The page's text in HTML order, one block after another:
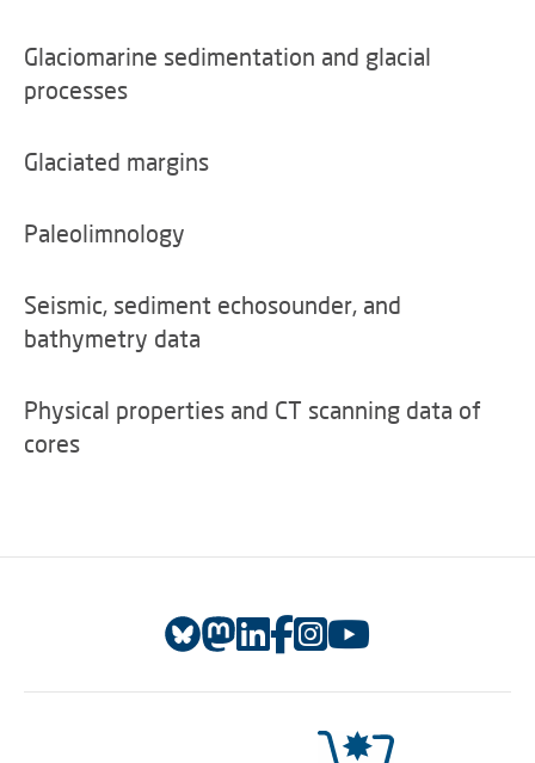
Glaciomarine sedimentation and glacial
processes
Glaciated margins
Paleolimnology
Seismic, sediment echosounder, and
bathymetry data
Physical properties and CT scanning data of
cores